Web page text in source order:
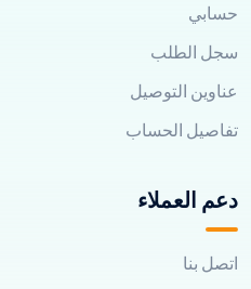
حسابي
سجل الطلب
عناوين التوصيل
تفاصيل الحساب
دعم العملاء
اتصل بنا